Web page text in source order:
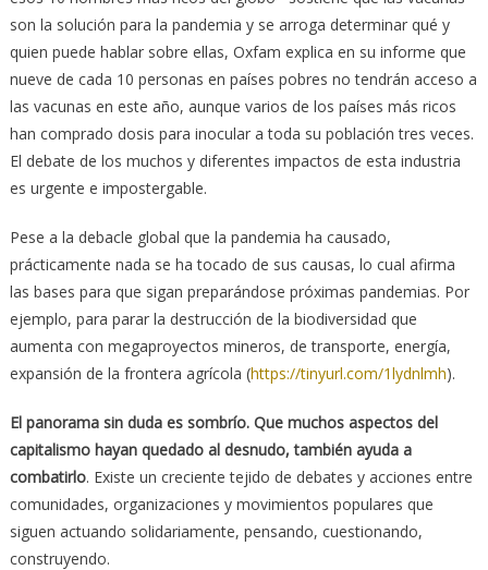
son la solución para la pandemia y se arroga determinar qué y
quien puede hablar sobre ellas, Oxfam explica en su informe que
nueve de cada 10 personas en países pobres no tendrán acceso a
las vacunas en este año, aunque varios de los países más ricos
han comprado dosis para inocular a toda su población tres veces.
El debate de los muchos y diferentes impactos de esta industria
es urgente e impostergable.
Pese a la debacle global que la pandemia ha causado,
prácticamente nada se ha tocado de sus causas, lo cual afirma
las bases para que sigan preparándose próximas pandemias. Por
ejemplo, para parar la destrucción de la biodiversidad que
aumenta con megaproyectos mineros, de transporte, energía,
expansión de la frontera agrícola (https://tinyurl.com/1lydnlmh).
El panorama sin duda es sombrío. Que muchos aspectos del
capitalismo hayan quedado al desnudo, también ayuda a
combatirlo. Existe un creciente tejido de debates y acciones entre
comunidades, organizaciones y movimientos populares que
siguen actuando solidariamente, pensando, cuestionando,
construyendo.